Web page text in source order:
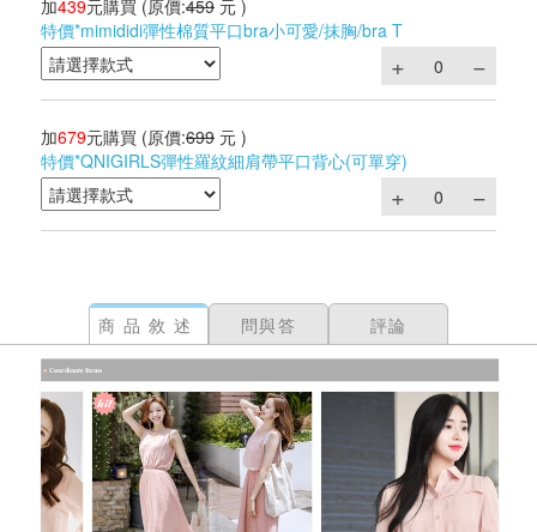
加439元購買 (原價:459 元 )
特價*mimididi彈性棉質平口bra小可愛/抹胸/bra T
加679元購買 (原價:699 元 )
特價*QNIGIRLS彈性羅紋細肩帶平口背心(可單穿)
商品敘述 問與答 評論